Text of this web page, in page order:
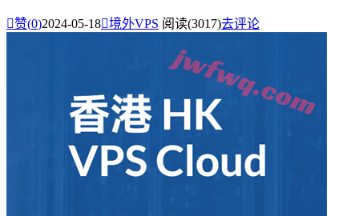
赞(0)2024-05-18境外VPS 阅读(3017)去评论